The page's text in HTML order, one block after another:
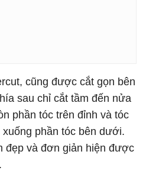
cũng được cắt gọn bên
sau chỉ cắt tầm đến nửa
phần tóc trên đỉnh và tóc
phần tóc bên dưới.
đẹp và đơn giản hiện được